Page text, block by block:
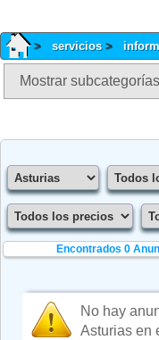
servicios
Mostrar subcategorías
Encontrados 0
No hay
Asturias en